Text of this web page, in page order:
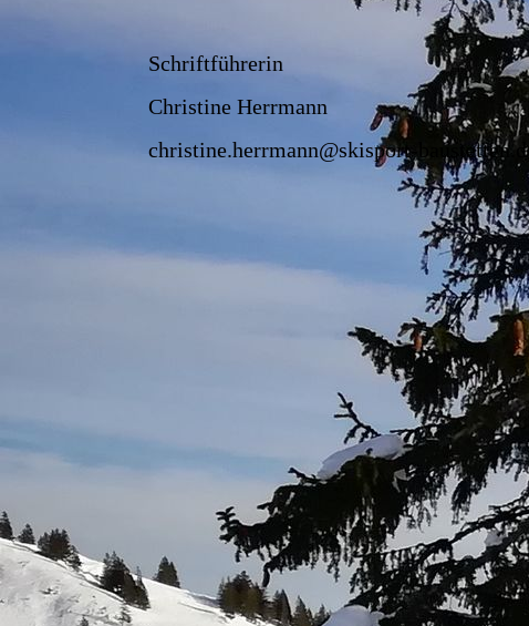
Schriftführerin
Christine Herrmann
christine.herrmann@skisport-baustetten.de